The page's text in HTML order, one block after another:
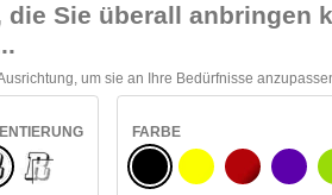
die Sie überall anbringen
um sie an Ihre Bedürfnisse
INNEN GLAS
FARBE
SCHWARZGELB BURGUND